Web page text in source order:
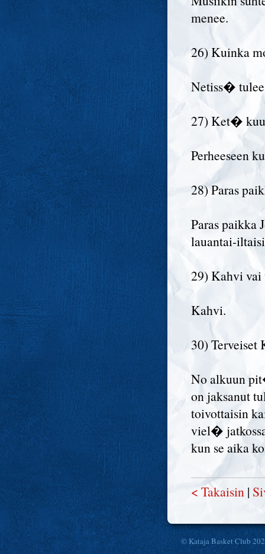
menee.
26) Kuinka
Netiss�
27) Ket�
Perheeseen
28) Paras
Paras paikka
lauantai-
29) Kahvi vai
Kahvi.
30) Terveiset
No alkuun
on jaksanut
toivottaisin
viel�
kun se aika
< Takaisin |
© Kataja Basket Club